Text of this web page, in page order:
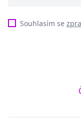
Souhlasím se